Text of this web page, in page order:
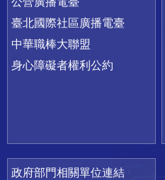
臺北國際社區廣播電臺
中華職棒大聯盟
身心障礙者權利公約
政府部門相關單位連結